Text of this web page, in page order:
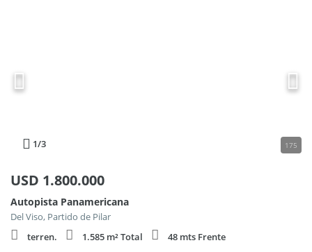
1/3 175
USD 1.800.000
Autopista Panamericana
Del Viso, Partido de Pilar
terren.
1.585 m² Total
48 mts Frente